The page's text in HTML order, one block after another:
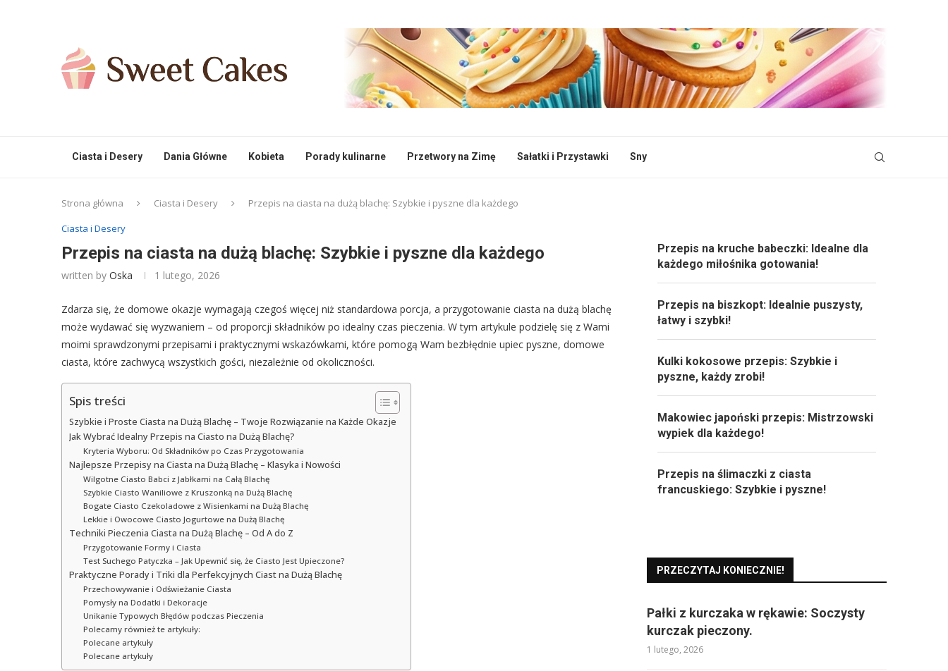
Ciasta i Desery Dania Główne Kobieta Porady kulinarne Przetwory na Zimę Sałatki i Przystawki Sny
Strona główna Ciasta i Desery
Przepis na ciasta na dużą blachę: Szybkie i pyszne dla każdego
Ciasta i Desery
Przepis na ciasta na dużą blachę: Szybkie i pyszne dla każdego
written by Oska 1 lutego, 2026
Zdarza się, że domowe okazje wymagają czegoś więcej niż standardowa porcja, a przygotowanie ciasta na dużą blachę
może wydawać się wyzwaniem – od proporcji składników po idealny czas pieczenia. W tym artykule podzielę się z Wami
moimi sprawdzonymi przepisami i praktycznymi wskazówkami, które pomogą Wam bezbłędnie upiec pyszne, domowe
ciasta, które zachwycą wszystkich gości, niezależnie od okoliczności.
Spis treści
Szybkie i Proste Ciasta na Dużą Blachę – Twoje Rozwiązanie na Każde Okazje
Jak Wybrać Idealny Przepis na Ciasto na Dużą Blachę?
Kryteria Wyboru: Od Składników po Czas Przygotowania
Najlepsze Przepisy na Ciasta na Dużą Blachę – Klasyka i Nowości
Wilgotne Ciasto Babci z Jabłkami na Całą Blachę
Szybkie Ciasto Waniliowe z Kruszonką na Dużą Blachę
Bogate Ciasto Czekoladowe z Wisienkami na Dużą Blachę
Lekkie i Owocowe Ciasto Jogurtowe na Dużą Blachę
Techniki Pieczenia Ciasta na Dużą Blachę – Od A do Z
Przygotowanie Formy i Ciasta
Test Suchego Patyczka – Jak Upewnić się, że Ciasto Jest Upieczone?
Praktyczne Porady i Triki dla Perfekcyjnych Ciast na Dużą Blachę
Przechowywanie i Odświeżanie Ciasta
Pomysły na Dodatki i Dekoracje
Unikanie Typowych Błędów podczas Pieczenia
Polecamy również te artykuły:
Polecane artykuły
Polecane artykuły
Przepis na kruche babeczki: Idealne dla
każdego miłośnika gotowania!
Przepis na biszkopt: Idealnie puszysty,
łatwy i szybki!
Kulki kokosowe przepis: Szybkie i
pyszne, każdy zrobi!
Makowiec japoński przepis: Mistrzowski
wypiek dla każdego!
Przepis na ślimaczki z ciasta
francuskiego: Szybkie i pyszne!
PRZECZYTAJ KONIECZNIE!
Pałki z kurczaka w rękawie: Soczysty
kurczak pieczony.
1 lutego, 2026